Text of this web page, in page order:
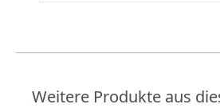
Weitere Produkte aus